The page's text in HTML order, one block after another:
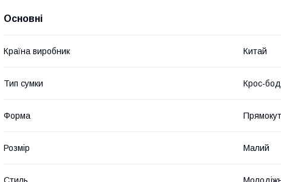
Основні
Країна виробник Китай
Тип сумки Крос-
Форма
Розмір Малий
Стиль